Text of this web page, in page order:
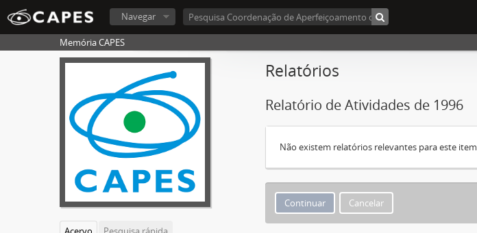
Navegar
Memória CAPES
Relatórios
Relatório de Atividades de 1996
Não existem relatórios relevantes para este item
Cancelar